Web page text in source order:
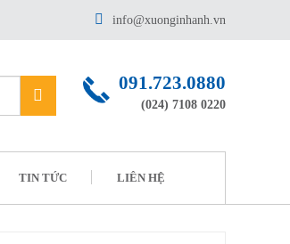
info@xuonginhanh.vn
091.723.0880
(024) 7108 0220
TIN TỨC LIÊN HỆ